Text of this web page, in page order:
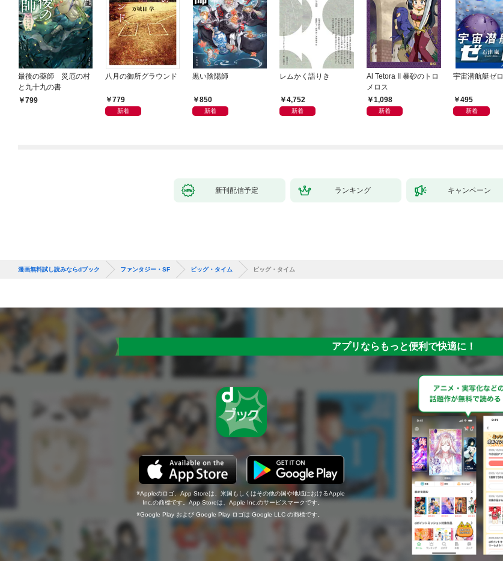
最後の薬師 災厄の村
と九十九の書
799
八月の御所グラウンド
779
新着
黒い陰陽師
850
新着
レムかく語りき
4,752
新着
Al Tetora II 暴砂のトロ
メロス
1,098
新着
宇宙潜航艇ゼロ
495
新着
新刊配信予定 ランキング キャンペーン
漫画無料試し読みならdブック ファンタジー・SF ビッグ・タイム ビッグ・タイム
アプリならもっと便利で快適に！
Appleのロゴ、App Storeは、米国もしくはその他の国や地域におけるApple
Inc.の商標です。App Storeは、Apple Inc.のサービスマークです。
Google Play および Google Play ロゴは Google LLC の商標です。